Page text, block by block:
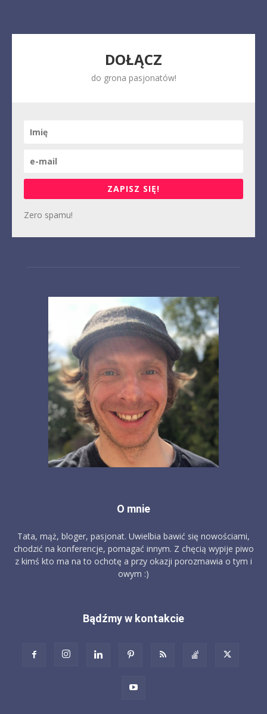
DOŁĄCZ
do grona pasjonatów!
ZAPISZ SIĘ!
Zero spamu!
O mnie
Tata, mąż, bloger, pasjonat. Uwielbia bawić się nowościami,
chodzić na konferencje, pomagać innym. Z chęcią wypije piwo
z kimś kto ma na to ochotę a przy okazji porozmawia o tym i
owym :)
Bądźmy w kontakcie